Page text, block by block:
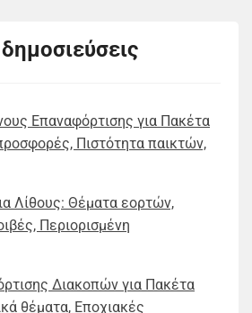
Επαναφόρτισης για Πακέτα
Πιστότητα παικτών,
Λίθους: Θέματα εορτών,
Περιορισμένη
Διακοπών για Πακέτα
θέματα, Εποχιακές